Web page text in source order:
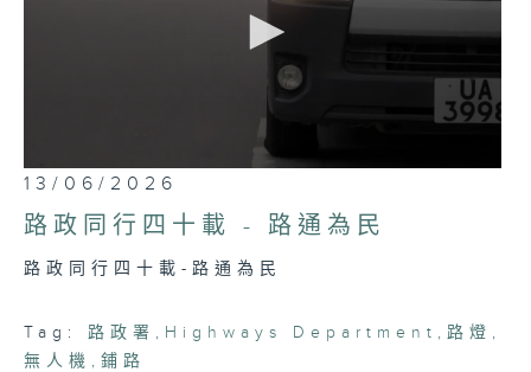
0
seconds
of
23
7
13/06/2026
路政同行四十載 - 路通為民
路政同行四十載-路通為民
Tag: 路政署 , Highways Department , 路燈 ,
無人機 ,鋪路